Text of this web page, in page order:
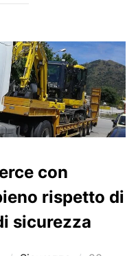
con
rispetto di
sicurezza